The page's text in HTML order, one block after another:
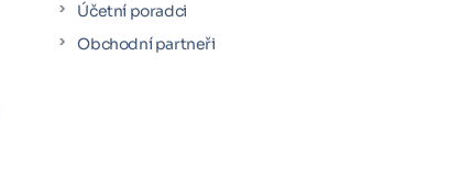
Účetní poradci
Obchodní partneři